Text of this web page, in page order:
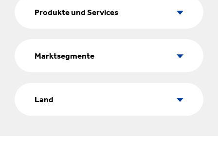
Produkte und Services
Marktsegmente
Land